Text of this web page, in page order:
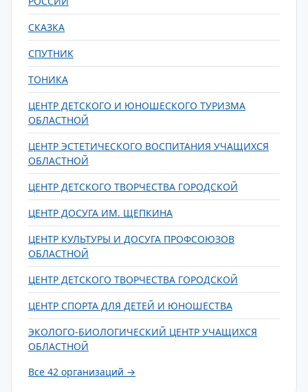
СКАЗКА
СПУТНИК
ТОНИКА
ЦЕНТР ДЕТСКОГО И ЮНОШЕСКОГО ТУРИЗМА
ОБЛАСТНОЙ
ЦЕНТР ЭСТЕТИЧЕСКОГО ВОСПИТАНИЯ УЧАЩИХСЯ
ОБЛАСТНОЙ
ЦЕНТР ДЕТСКОГО ТВОРЧЕСТВА ГОРОДСКОЙ
ЦЕНТР ДОСУГА ИМ. ЩЕПКИНА
ЦЕНТР КУЛЬТУРЫ И ДОСУГА ПРОФСОЮЗОВ
ОБЛАСТНОЙ
ЦЕНТР ДЕТСКОГО ТВОРЧЕСТВА ГОРОДСКОЙ
ЦЕНТР СПОРТА ДЛЯ ДЕТЕЙ И ЮНОШЕСТВА
ЭКОЛОГО-БИОЛОГИЧЕСКИЙ ЦЕНТР УЧАЩИХСЯ
ОБЛАСТНОЙ
Все 42 организаций →